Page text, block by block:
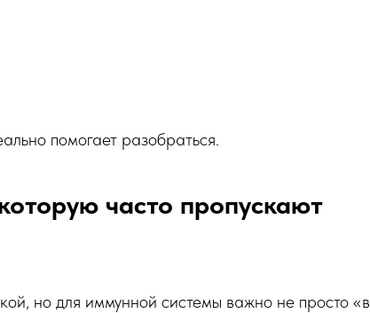
помогает разобраться.
часто пропускают
но для иммунной системы важно не просто «в